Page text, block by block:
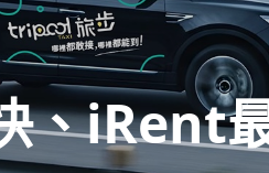
、iRent